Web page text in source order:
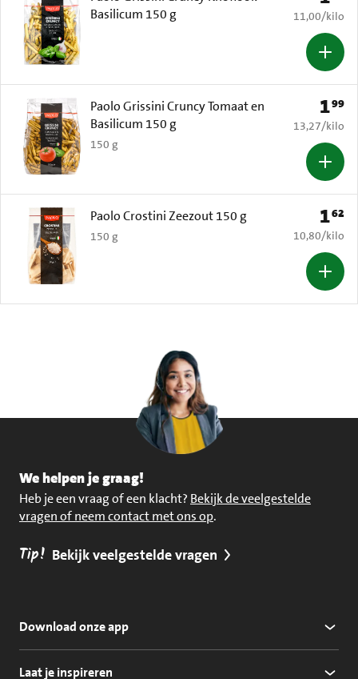
Basilicum 150 g
€ 11,00 per
11,00/kilo
Paolo Grissini Cruncy Tomaat en
Basilicum 150 g
150 g
Prijs:
199
€ 13,27 per
13,27/kilo
Paolo Crostini Zeezout 150 g
150 g
Prijs:
162
€ 10,80 per
10,80/kilo
We helpen je graag!
Heb je een vraag of een klacht? Bekijk de veelgestelde
vragen of neem contact met ons op.
Tip! Bekijk veelgestelde vragen
Download onze app
Laat je inspireren